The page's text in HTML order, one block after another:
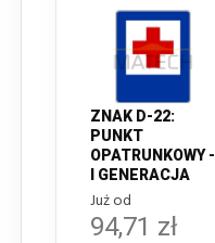
ZNAK D-22:
PUNKT
OPATRUNKOWY -
I GENERACJA
Już od
94,71 zł